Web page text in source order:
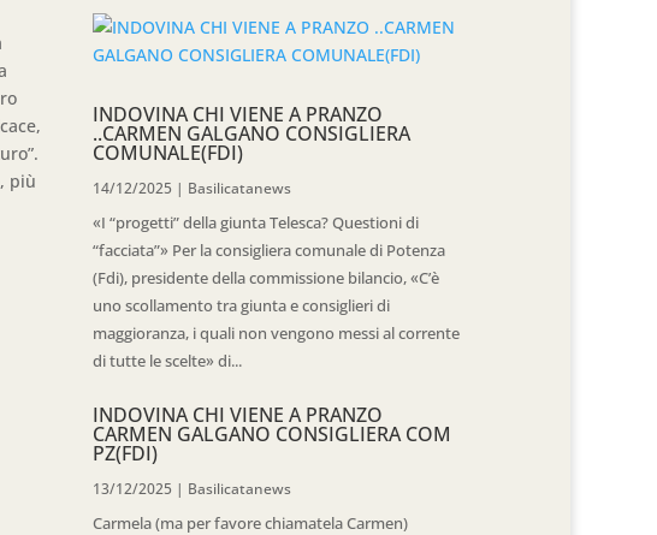
più
INDOVINA CHI VIENE A PRANZO
..CARMEN GALGANO CONSIGLIERA
COMUNALE(FDI)
14/12/2025 | Basilicatanews
«I “progetti” della giunta Telesca? Questioni di
“facciata”» Per la consigliera comunale di Potenza
(Fdi), presidente della commissione bilancio, «C’è
uno scollamento tra giunta e consiglieri di
maggioranza, i quali non vengono messi al corrente
di tutte le scelte» di...
INDOVINA CHI VIENE A PRANZO
CARMEN GALGANO CONSIGLIERA COM
PZ(FDI)
13/12/2025 | Basilicatanews
Carmela (ma per favore chiamatela Carmen)